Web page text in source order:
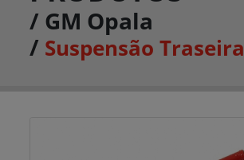
/ GM Opala
/ Suspensão Traseira